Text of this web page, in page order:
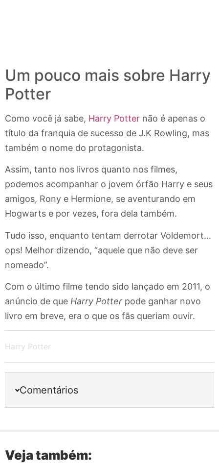
Um pouco mais sobre Harry
Potter
Como você já sabe, Harry Potter não é apenas o
título da franquia de sucesso de J.K Rowling, mas
também o nome do protagonista.
Assim, tanto nos livros quanto nos filmes,
podemos acompanhar o jovem órfão Harry e seus
amigos, Rony e Hermione, se aventurando em
Hogwarts e por vezes, fora dela também.
Tudo isso, enquanto tentam derrotar Voldemort…
ops! Melhor dizendo, “aquele que não deve ser
nomeado”.
Com o último filme tendo sido lançado em 2011, o
anúncio de que Harry Potter pode ganhar novo
livro em breve, era o que os fãs queriam ouvir.
Harry Potter
Comentários
Veja também: